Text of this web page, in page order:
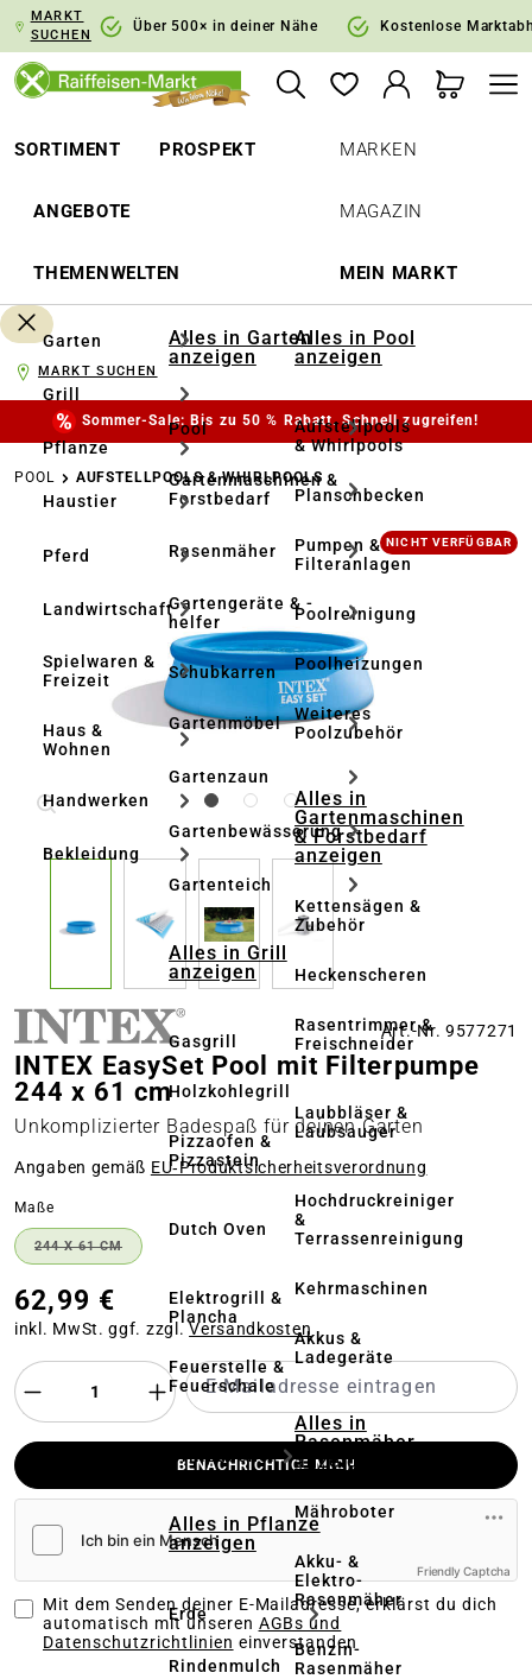
Zur Hauptnavigation springen
MARKT
SUCHEN
Über 500× in deiner Nähe Kostenlose
SORTIMENT PROSPEKT
ANGEBOTE
THEMENWELTEN
MARKEN
MAGAZIN
MEIN MARKT
Garten
Grill
Pflanze
Haustier
Pferd
Landwirtschaft
Spielwaren &
Freizeit
Haus &
Wohnen
Handwerken
Bekleidung
Alles in Garten
anzeigen
Pool
Gartenmaschinen &
Forstbedarf
Rasenmäher
Gartengeräte & -
helfer
Schubkarren
Gartenmöbel
Gartenzaun
Gartenbewässerung
Gartenteich
Alles in Grill
anzeigen
Gasgrill
Holzkohlegrill
Pizzaofen &
Pizzastein
Dutch Oven
Elektrogrill &
Plancha
Feuerstelle &
Feuerschale
Grillzubehör
Alles in Pflanze
anzeigen
Erde
Rindenmulch
Alles in Pool
anzeigen
Aufstellpools
& Whirlpools
Planschbecken
Pumpen &
Filteranlagen
Poolreinigung
Poolheizungen
Weiteres
Poolzubehör
Alles in
Gartenmaschinen
& Forstbedarf
anzeigen
Kettensägen &
Zubehör
Heckenscheren
Rasentrimmer &
Freischneider
Laubbläser &
Laubsauger
Hochdruckreiniger
&
Terrassenreinigung
Kehrmaschinen
Akkus &
Ladegeräte
Alles in
Rasenmäher
anzeigen
Mähroboter
Akku- &
Elektro-
Rasenmäher
Benzin-
Rasenmäher
MARKT SUCHEN
Sommer-Sale: Bis zu 50 % Rabatt. Schnell zugreifen!
POOL AUFSTELLPOOLS & WHIRLPOOLS
Bildergalerie überspringen NICHT VERFÜGBAR
Art.-Nr. 9577271
INTEX EasySet Pool mit Filterpumpe
244 x 61 cm
Unkomplizierter Badespaß für deinen Garten
Angaben gemäß EU‑Produktsicherheitsverordnung
Maßeauswählen
244 X 61 CM(DIESE OPTION IST ZURZEIT NICHT VERFÜGBAR.)
62,99 €
inkl. MwSt. ggf. zzgl.Versandkosten
BENACHRICHTIGE MICH
Friendly Captcha
Mit dem Senden deiner E-Mailadresse, erklärst du dich
automatisch mit unseren AGBs und
Datenschutzrichtlinien einverstanden